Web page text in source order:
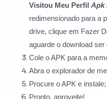
Visitou Meu Perfil Apk
redimensionado para a
drive, clique em Fazer
aguarde o download ser
Cole o APK para a
Abra o explorador de
Procure o APK e instale;
Pronto, aproveite!